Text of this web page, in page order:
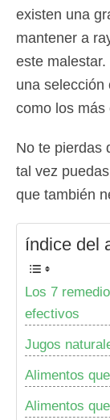
existen una
mantener a
este
una selección
como los más
No te pierdas
tal vez
que también
índice del
Los 7
efectivos
Jugos
Alimentos
Alimentos